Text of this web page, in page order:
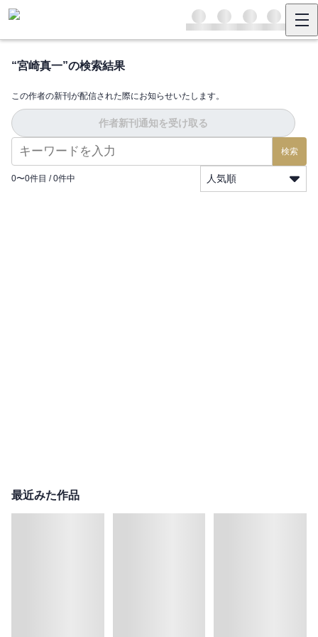
“宮崎真一”の検索結果
この作者の新刊が配信された際にお知らせいたします。
作者新刊通知を受け取る
検索
0〜0件目 / 0件中 人気順
最近みた作品